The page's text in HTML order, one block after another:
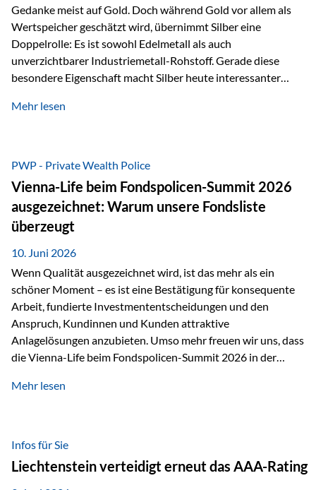
Gedanke meist auf Gold. Doch während Gold vor allem als
Wertspeicher geschätzt wird, übernimmt Silber eine
Doppelrolle: Es ist sowohl Edelmetall als auch
unverzichtbarer Industriemetall-Rohstoff. Gerade diese
besondere Eigenschaft macht Silber heute interessanter
elektrischer – und genau dort spielt Silber eine
Leitfähigkeit aller Metalle. Diese Eigenschaft macht es für
zahlreiche Zukunftstechnologien praktisch unverzichtbar.
Silber findet sich unter anderem in: Solarmodulen
Elektrofahrzeugen Halbleitern Smartphones und Tablets…
Mehr lesen
PWP - Private Wealth Police
Vienna-Life beim Fondspolicen-Summit 2026
ausgezeichnet: Warum unsere Fondsliste
überzeugt
10. Juni 2026
Wenn Qualität ausgezeichnet wird, ist das mehr als ein
schöner Moment – es ist eine Bestätigung für konsequente
Arbeit, fundierte Investmententscheidungen und den
Anspruch, Kundinnen und Kunden attraktive
Anlagelösungen anzubieten. Umso mehr freuen wir uns, dass
die Vienna-Life beim Fondspolicen-Summit 2026 in der
dieser Ehrung ist der renommierte Fondspolicenreport der
analysiert und verglichen wurden. Das Ergebnis: Die ETF-
Auswahl der Vienna-Life zählt zu den drei besten Angeboten
am Markt. Für uns ist diese Auszeichnung eine Bestätigung
Mehr lesen
Infos für Sie
Liechtenstein verteidigt erneut das AAA-Rating